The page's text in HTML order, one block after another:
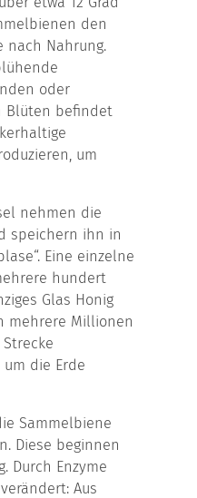
den
nach Nahrung.
oder
Blüten befindet
um
nehmen die
speichern ihn in
Eine einzelne
hundert
Glas Honig
mehrere Millionen
die Erde
Sammelbiene
Diese beginnen
Durch Enzyme
Aus